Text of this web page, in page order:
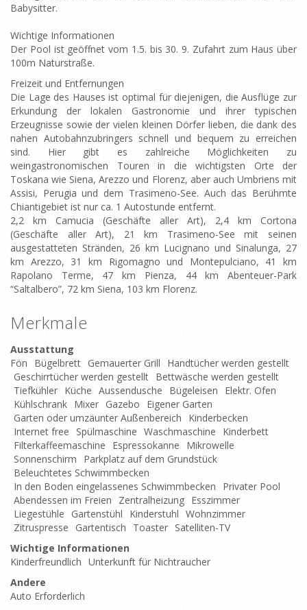
Babysitter.
Wichtige Informationen
Der Pool ist geöffnet vom 1.5. bis 30. 9. Zufahrt zum Haus über
100m Naturstraße.
Freizeit und Entfernungen
Die Lage des Hauses ist optimal für diejenigen, die Ausflüge zur
Erkundung der lokalen Gastronomie und ihrer typischen
Erzeugnisse sowie der vielen kleinen Dörfer lieben, die dank des
nahen Autobahnzubringers schnell und bequem zu erreichen
sind. Hier gibt es zahlreiche Möglichkeiten zu
weingastronomischen Touren in die wichtigsten Orte der
Toskana wie Siena, Arezzo und Florenz, aber auch Umbriens mit
Assisi, Perugia und dem Trasimeno-See. Auch das Berühmte
Chiantigebiet ist nur ca. 1 Autostunde entfernt.
2,2 km Camucia (Geschäfte aller Art), 2,4 km Cortona
(Geschäfte aller Art), 21 km Trasimeno-See mit seinen
ausgestatteten Stränden, 26 km Lucignano und Sinalunga, 27
km Arezzo, 31 km Rigomagno und Montepulciano, 41 km
Rapolano Terme, 47 km Pienza, 44 km Abenteuer-Park
“Saltalbero”, 72 km Siena, 103 km Florenz.
Merkmale
Ausstattung
Fön
Bügelbrett Gemauerter Grill
Handtücher werden gestellt
Geschirrtücher werden gestellt Bettwäsche werden gestellt
Tiefkühler Küche Aussendusche Bügeleisen
Elektr. Ofen
Kühlschrank Mixer Gazebo
Eigener Garten
Garten oder umzäunter Außenbereich
Kinderbecken
Internet free
Spülmaschine Waschmaschine
Kinderbett
Filterkaffeemaschine
Espressokanne
Mikrowelle
Sonnenschirm
Parkplatz auf dem Grundstück
Beleuchtetes Schwimmbecken
In den Boden eingelassenes Schwimmbecken
Privater Pool
Abendessen im Freien
Zentralheizung Esszimmer
Liegestühle
Gartenstühl Kinderstuhl Wohnzimmer
Zitruspresse Gartentisch Toaster Satelliten-TV
Wichtige Informationen
Kinderfreundlich Unterkunft für Nichtraucher
Andere
Auto Erforderlich